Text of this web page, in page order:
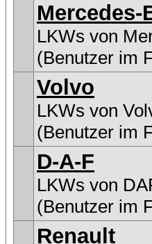
Mercedes-
LKWs von
(Benutzer im
Volvo
LKWs von
(Benutzer im
D-A-F
LKWs von
(Benutzer im
Renault